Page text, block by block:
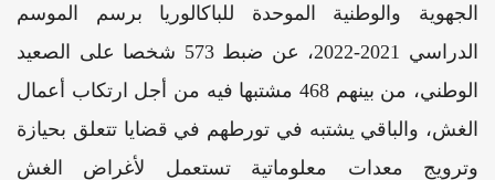
الجهوية والوطنية الموحدة للباكالوريا برسم الموسم
الدراسي 2021-2022، عن ضبط 573 شخصا على الصعيد
الوطني، من بينهم 468 مشتبها فيه من أجل ارتكاب أعمال
الغش، والباقي يشتبه في تورطهم في قضايا تتعلق بحيازة
وترويج معدات معلوماتية تستعمل لأغراض الغش